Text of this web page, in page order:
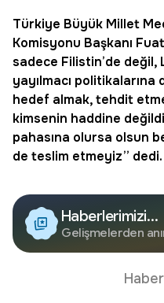
Türkiye Büyük Millet
Komisyonu Başkanı Fuat
sadece Filistin’de değil,
yayılmacı
hedef almak,tehdit
kimsenin haddine
pahasına olursa olsun
de teslim etmeyiz” dedi.
Haberlerimizi
Google'da
Edin
Gelişmelerden